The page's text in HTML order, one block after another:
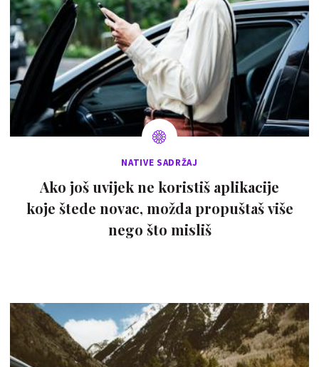
NATIVE SADRŽAJ
Ako još uvijek ne koristiš aplikacije
koje štede novac, možda propuštaš više
nego što misliš